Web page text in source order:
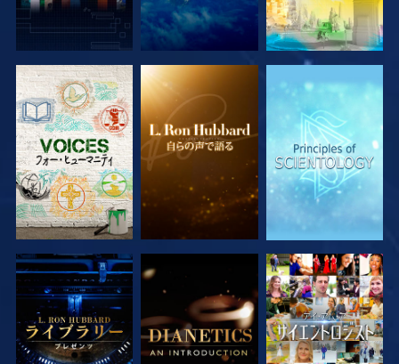
シリーズを探求 シリーズを探求 シリーズを探求
シリーズを探求 シリーズを探求 観る